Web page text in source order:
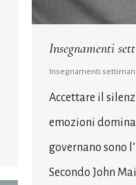
Insegnamenti
Insegnamenti
Accettare il
emozioni
governano sono
Secondo John